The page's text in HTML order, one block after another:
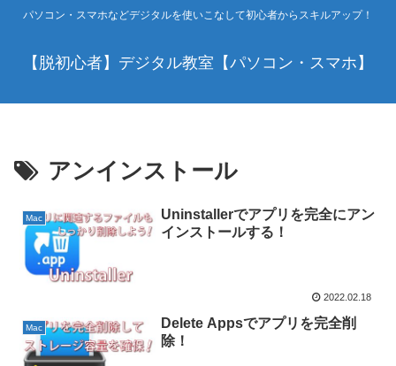
パソコン・スマホなどデジタルを使いこなして初心者からスキルアップ！
【脱初心者】デジタル教室【パソコン・スマホ】
アンインストール
Mac
Uninstallerでアプリを完全にアン
インストールする！
2022.02.18
Mac
Delete Appsでアプリを完全削
除！